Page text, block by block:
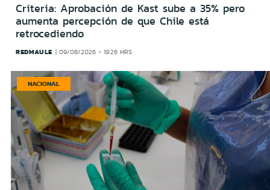
Criteria: Aprobación de Kast sube a 35% pero
aumenta percepción de que Chile está
retrocediendo
REDMAULE 09/08/2026 - 19:26 HRS
NACIONAL